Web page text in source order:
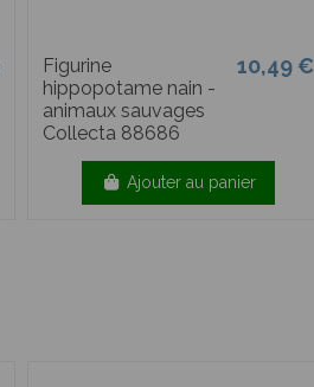
Figurine
hippopotame nain -
animaux sauvages
Collecta 88686
10,49 €
Ajouter au panier